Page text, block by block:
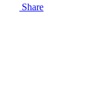
Share